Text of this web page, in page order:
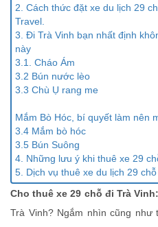
2. Cách thức đặt xe du lịch 29
Travel.
3. Đi Trà Vinh bạn nhất định
này
3.1. Cháo Ám
3.2 Bún nước lèo
3.3 Chù Ụ rang me
Mắm Bò Hóc, bí quyết làm nên
3.4 Mắm bò hóc
3.5 Bún Suông
4. Những lưu ý khi thuê xe 29
5. Dịch vụ thuê xe du lịch 29
Cho thuê xe 29 chỗ đi Trà Vinh:
Trà Vinh? Ngắm nhìn cũng